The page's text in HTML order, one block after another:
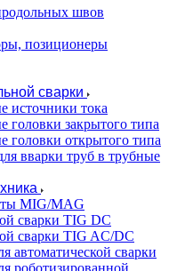
швов
позиционеры
сварки
источники тока
головки закрытого типа
головки открытого типа
вварки труб в трубные
MIG/MAG
сварки TIG DC
сварки TIG AC/DC
автоматической сварки
роботизированной